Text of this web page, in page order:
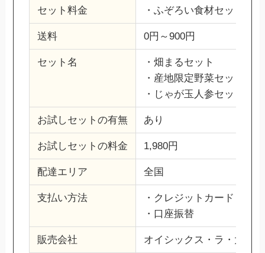
セット料金 ・ふぞろい食材セット（
送料 0円～900円
セット名
・畑まるセット
・産地限定野菜セット7選
・じゃが玉人参セット
お試しセットの有無 あり
お試しセットの料金 1,980円
配達エリア 全国
支払い方法
・クレジットカード
・口座振替
販売会社 オイシックス・ラ・大地